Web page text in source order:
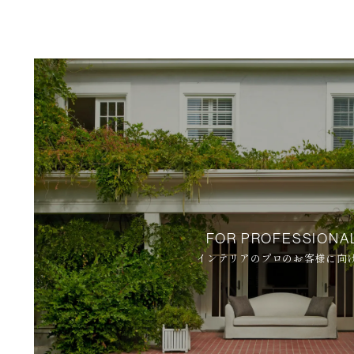
FOR
インテリアのプロのお客様に向